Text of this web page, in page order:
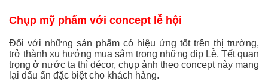
Chụp mỹ phẩm với concept lễ hội
Đối với những sản phẩm có hiệu ứng tốt trên thị trường,
trở thành xu hướng mua sắm trong những dịp Lễ, Tết quan
trọng ở nước ta thì décor, chụp ảnh theo concept này mang
lại dấu ấn đặc biệt cho khách hàng.